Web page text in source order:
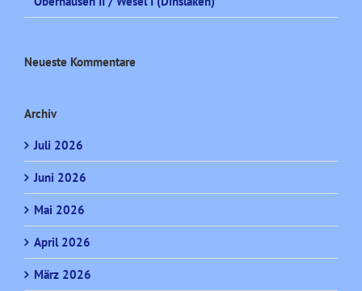
Neueste Kommentare
Archiv
Juli 2026
Juni 2026
Mai 2026
April 2026
März 2026